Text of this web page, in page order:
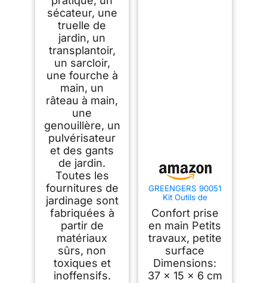
sécateur, une
truelle de
jardin, un
transplantoir,
un sarcloir,
une fourche à
main, un
râteau à main,
une
genouillère, un
pulvérisateur
et des gants
de jardin.
Toutes les
fournitures de
jardinage sont
fabriquées à
partir de
matériaux
sûrs, non
toxiques et
inoffensifs.
GREENGERS 90051
Kit Outils de
– Ensemble Balcon
et Petites Surfaces –
Pelle à Terreau
Transplantoir Râteau
à Fleurs Fourche –
Jardinage Maison
Confort prise
en main Petits
travaux, petite
surface
Dimensions:
37 x 15 x 6 cm